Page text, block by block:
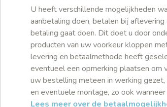
U heeft verschillende mogelijkheden
aanbetaling doen, betalen bij
betaling gaat doen. Dit doet u door
producten van uw voorkeur kloppen
levering en betaalmethode heeft
eventueel een opmerking plaatsen
uw bestelling meteen in werking
en eventuele montage, zo ook
Lees meer over de